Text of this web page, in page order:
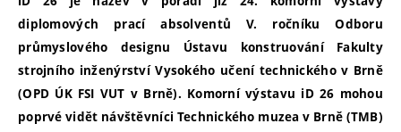
diplomových prací absolventů V. ročníku Odboru
průmyslového designu Ústavu konstruování Fakulty
strojního inženýrství Vysokého učení technického v Brně
(OPD ÚK FSI VUT v Brně). Komorní výstavu iD 26 mohou
poprvé vidět návštěvníci Technického muzea v Brně (TMB)